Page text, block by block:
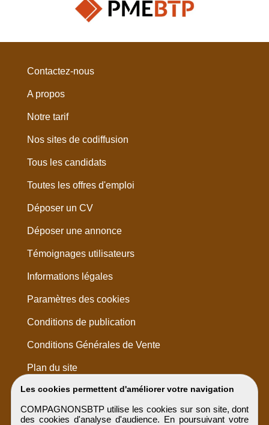
Les cookies permettent d'améliorer votre navigation
COMPAGNONSBTP utilise les cookies sur son site, dont
des cookies d'analyse d'audience. En poursuivant votre
Contactez-nous
A propos
Notre tarif
Nos sites de codiffusion
Tous les candidats
Toutes les offres d'emploi
Déposer un CV
Déposer une annonce
Témoignages utilisateurs
Informations légales
Paramètres des cookies
Conditions de publication
Conditions Générales de Vente
Plan du site